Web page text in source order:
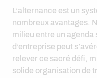
L’alternance est un
nombreux avantages.
milieu entre un
d’entreprise peut
relever ce sacré défi,
solide organisation de